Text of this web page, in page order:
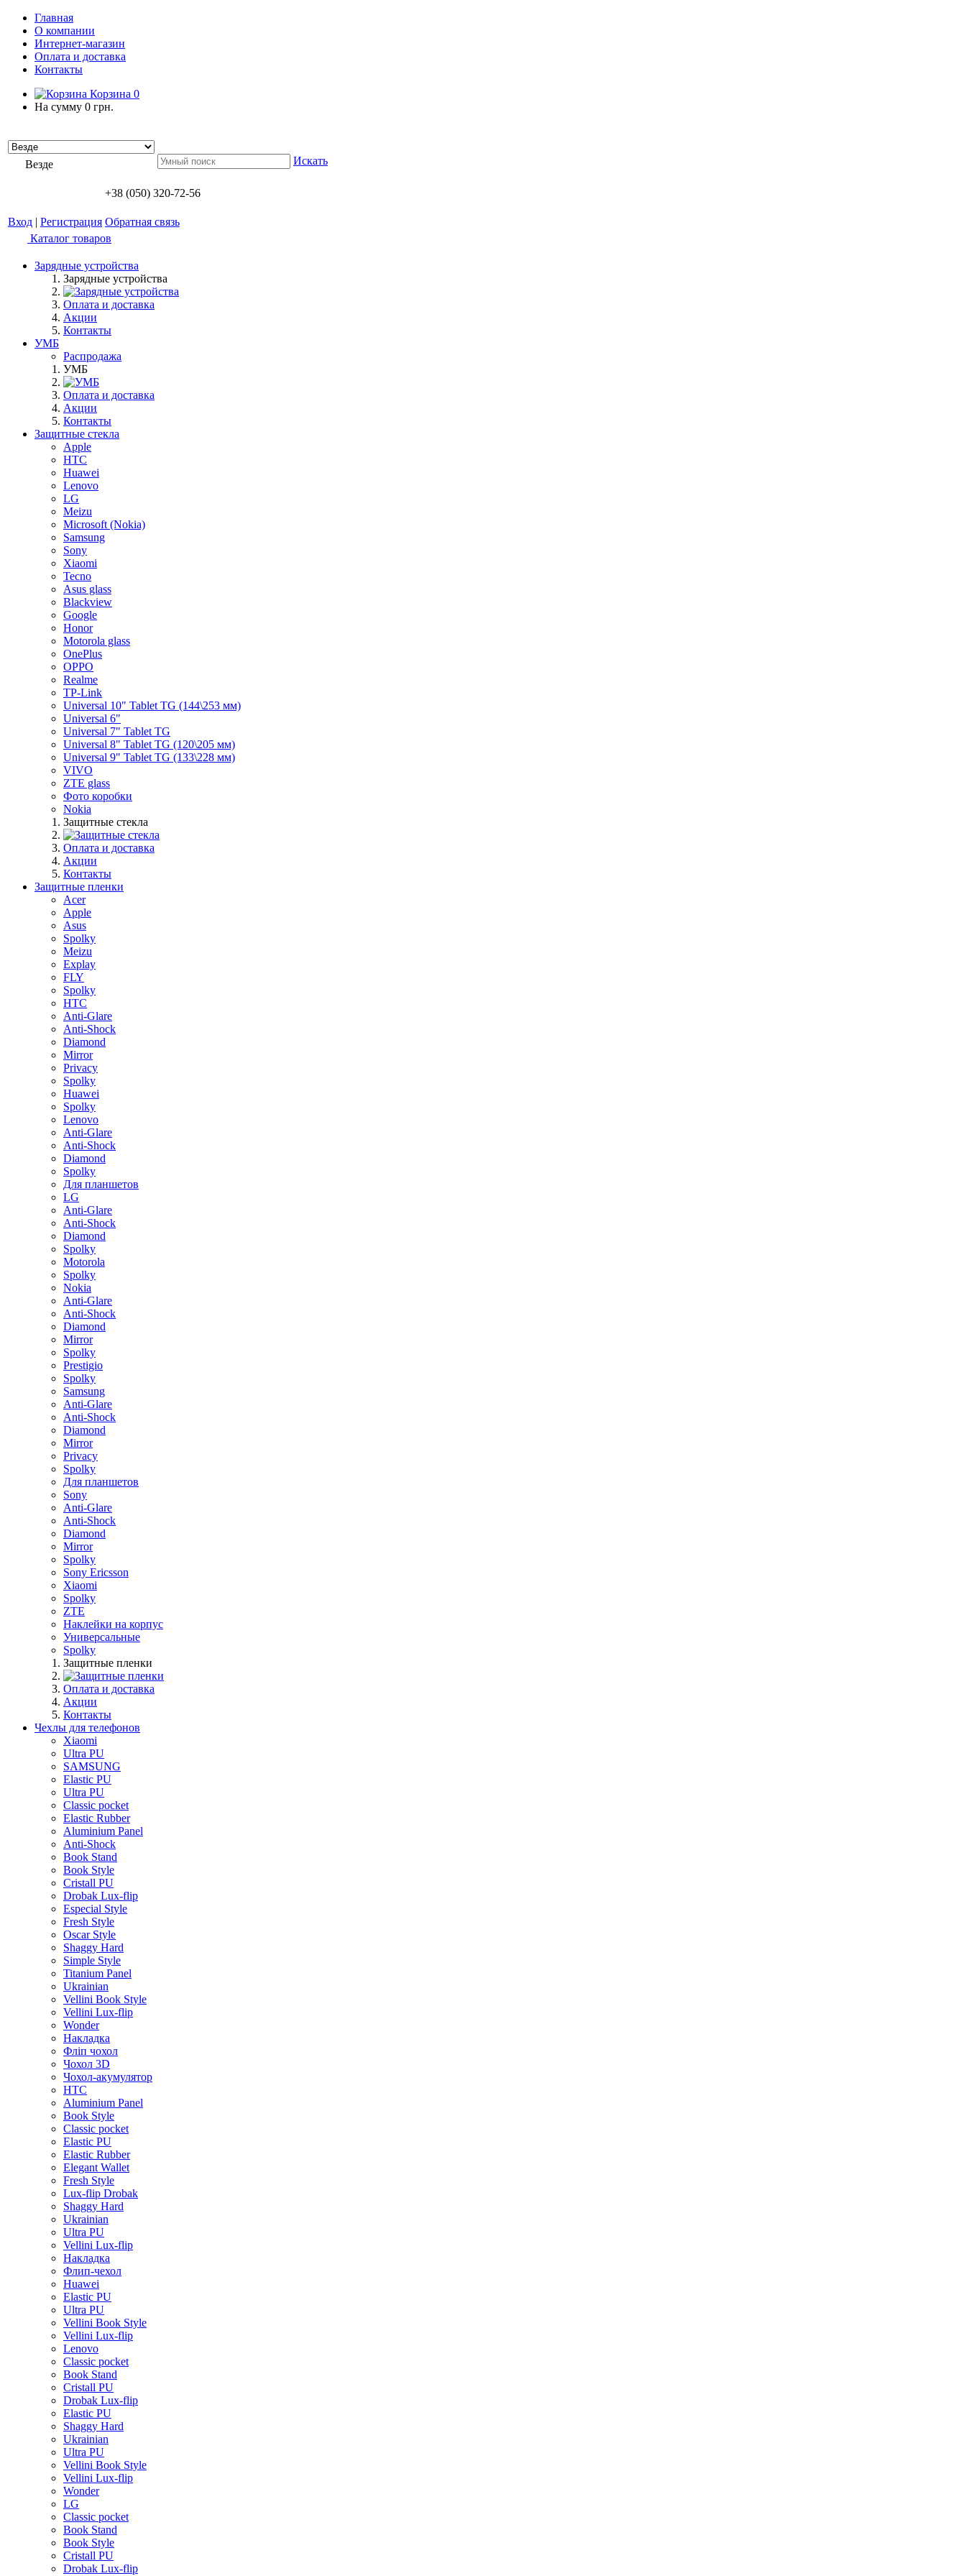
Главная
О компании
Интернет-магазин
Оплата и доставка
Контакты
Корзина 0
На сумму 0 грн.
Везде Искать
+38 (050) 320-72-56
Вход | Регистрация Обратная связь
Каталог товаров
Зарядные устройства
Зарядные устройства
Оплата и доставка
Акции
Контакты
УМБ
Распродажа
УМБ
Оплата и доставка
Акции
Контакты
Защитные стекла
Apple
HTC
Huawei
Lenovo
LG
Meizu
Microsoft (Nokia)
Samsung
Sony
Xiaomi
Tecno
Asus glass
Blackview
Google
Honor
Motorola glass
OnePlus
OPPO
Realme
TP-Link
Universal 10" Tablet TG (144\253 мм)
Universal 6"
Universal 7" Tablet TG
Universal 8" Tablet TG (120\205 мм)
Universal 9" Tablet TG (133\228 мм)
VIVO
ZTE glass
Фото коробки
Nokia
Защитные стекла
Оплата и доставка
Акции
Контакты
Защитные пленки
Acer
Apple
Asus
Spolky
Meizu
Explay
FLY
Spolky
HTC
Anti-Glare
Anti-Shock
Diamond
Mirror
Privacy
Spolky
Huawei
Spolky
Lenovo
Anti-Glare
Anti-Shock
Diamond
Spolky
Для планшетов
LG
Anti-Glare
Anti-Shock
Diamond
Spolky
Motorola
Spolky
Nokia
Anti-Glare
Anti-Shock
Diamond
Mirror
Spolky
Prestigio
Spolky
Samsung
Anti-Glare
Anti-Shock
Diamond
Mirror
Privacy
Spolky
Для планшетов
Sony
Anti-Glare
Anti-Shock
Diamond
Mirror
Spolky
Sony Ericsson
Xiaomi
Spolky
ZTE
Наклейки на корпус
Универсальные
Spolky
Защитные пленки
Оплата и доставка
Акции
Контакты
Чехлы для телефонов
Xiaomi
Ultra PU
SAMSUNG
Elastic PU
Ultra PU
Classic pocket
Elastic Rubber
Aluminium Panel
Anti-Shock
Book Stand
Book Style
Cristall PU
Drobak Lux-flip
Especial Style
Fresh Style
Oscar Style
Shaggy Hard
Simple Style
Titanium Panel
Ukrainian
Vellini Book Style
Vellini Lux-flip
Wonder
Накладка
Фліп чохол
Чохол 3D
Чохол-акумулятор
HTC
Aluminium Panel
Book Style
Classic pocket
Elastic PU
Elastic Rubber
Elegant Wallet
Fresh Style
Lux-flip Drobak
Shaggy Hard
Ukrainian
Ultra PU
Vellini Lux-flip
Накладка
Флип-чехол
Huawei
Elastic PU
Ultra PU
Vellini Book Style
Vellini Lux-flip
Lenovo
Classic pocket
Book Stand
Cristall PU
Drobak Lux-flip
Elastic PU
Shaggy Hard
Ukrainian
Ultra PU
Vellini Book Style
Vellini Lux-flip
Wonder
LG
Classic pocket
Book Stand
Book Style
Cristall PU
Drobak Lux-flip